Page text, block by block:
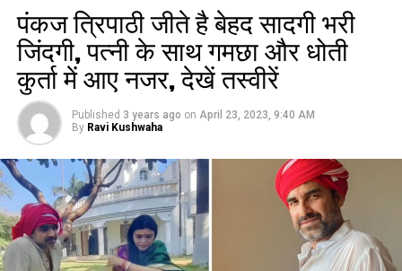
पंकज त्रिपाठी जीते है बेहद सादगी भरी
जिंदगी, पत्नी के साथ गमछा और धोती
कुर्ता में आए नजर, देखें तस्वीरें
Published 3 years ago on April 23, 2023, 9:40 AM
By Ravi Kushwaha